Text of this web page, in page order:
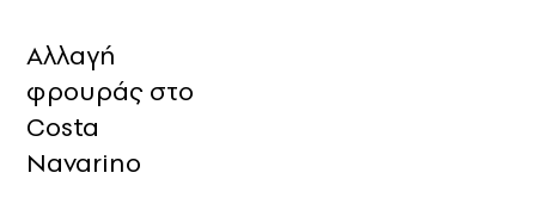
Αλλαγή
φρουράς στο
Costa
Navarino